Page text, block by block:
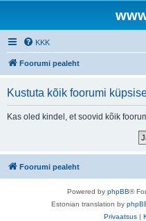
KKK
Foorumi pealeht
Kustuta kõik foorumi
Kas oled kindel, et soovid kõik
Foorumi pealeht
Powered by phpBB®
Estonian translation by
Privaatsus |